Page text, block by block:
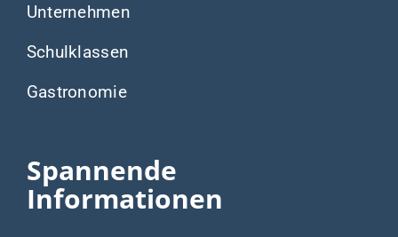
Unternehmen
Schulklassen
Gastronomie
Spannende
Informationen